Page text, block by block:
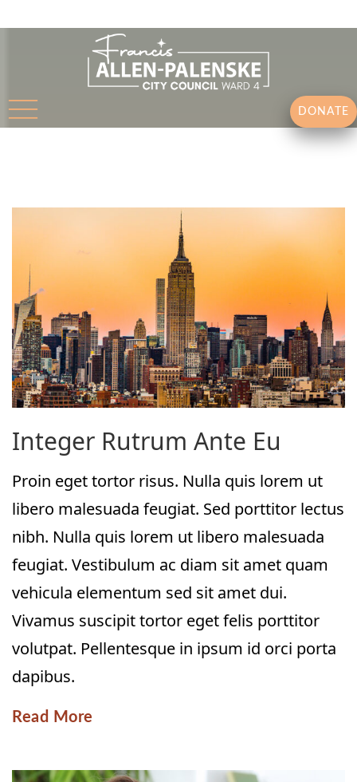
DONATE
Integer Rutrum Ante Eu
Proin eget tortor risus. Nulla quis lorem ut
libero malesuada feugiat. Sed porttitor lectus
nibh. Nulla quis lorem ut libero malesuada
feugiat. Vestibulum ac diam sit amet quam
vehicula elementum sed sit amet dui.
Vivamus suscipit tortor eget felis porttitor
volutpat. Pellentesque in ipsum id orci porta
dapibus.
Read More